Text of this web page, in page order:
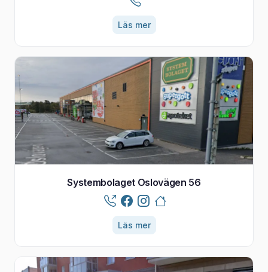
Läs mer
Systembolaget Oslovägen 56
Läs mer